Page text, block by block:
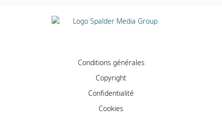
Conditions générales
Copyright
Confidentialité
Cookies